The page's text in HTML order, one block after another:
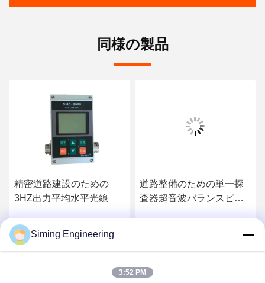
同様の製品
精密道路建設のための
3HZ出力平均水平光線
お問い合わせ
道路整備のための単一探
査器超音波バランスビー
Siming Engineering
3:52 PM